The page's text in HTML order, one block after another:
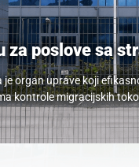
za poslove sa
organ uprave koji
kontrole migracijskih